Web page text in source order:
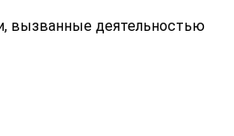
вызванные деятельностью